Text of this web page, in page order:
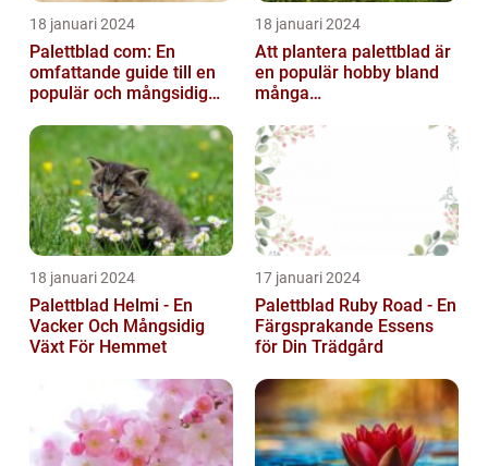
18 januari 2024
Palettblad com: En
omfattande guide till en
populär och mångsidig
18 januari 2024
Att plantera palettblad är
en populär hobby bland
många
kan bidra till att ...
18 januari 2024
Palettblad Helmi - En
Vacker Och Mångsidig
Växt För Hemmet
17 januari 2024
Palettblad Ruby Road - En
Färgsprakande Essens
för Din Trädgård